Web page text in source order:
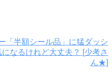
「半額シール品」に猛ダッシ
なるけれど大丈夫？ [少考さ
ん★]